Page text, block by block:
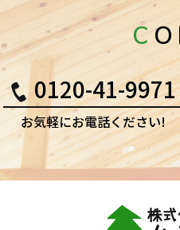
0120-41-9971
お気軽にお電話ください!